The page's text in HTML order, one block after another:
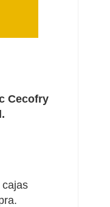
Cecofry
cajas